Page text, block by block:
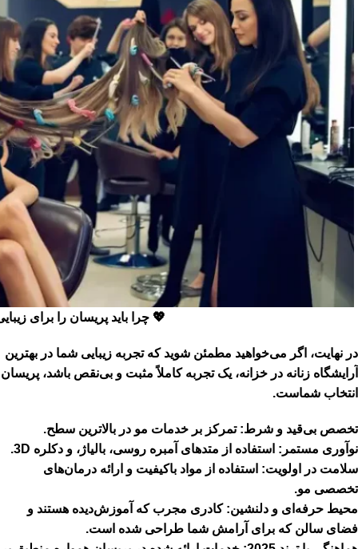
💖 چرا باید پریسان را برای
در نهایت، اگر می‌خواهید مطمئن شوید که تجربه زیبایی شما در بهترین
آرایشگاه زنانه در خزانه، یک تجربه کاملاً مثبت و بی‌نقص باشد، پریسان
انتخاب شماست.
تخصص بی‌قید و شرط: تمرکز بر خدمات مو در بالاترین سطح.
نوآوری مستمر: استفاده از متدهای آمبره روسی، بالیاژ، و دکلره 3D
.
سلامت در اولویت: استفاده از مواد باکیفیت و ارائه درمان‌های
تخصصی مو.
محیط حرفه‌ای و دلنشین: کادری مجرب که آموزش‌دیده هستند و
فضای سالن که برای آرامش شما طراحی شده است.